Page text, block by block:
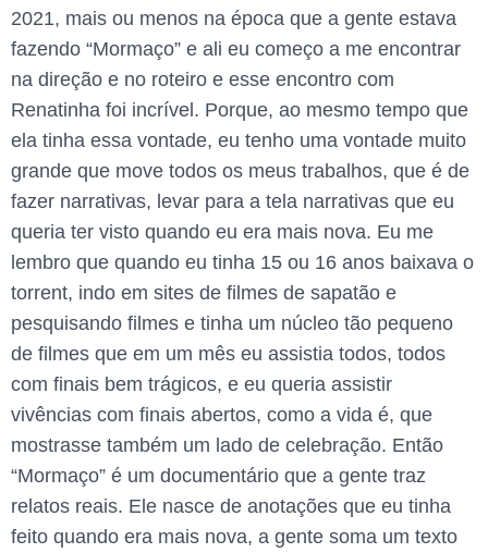
2021, mais ou menos na época que a gente estava
fazendo “Mormaço” e ali eu começo a me encontrar
na direção e no roteiro e esse encontro com
Renatinha foi incrível. Porque, ao mesmo tempo que
ela tinha essa vontade, eu tenho uma vontade muito
grande que move todos os meus trabalhos, que é de
fazer narrativas, levar para a tela narrativas que eu
queria ter visto quando eu era mais nova. Eu me
lembro que quando eu tinha 15 ou 16 anos baixava o
torrent, indo em sites de filmes de sapatão e
pesquisando filmes e tinha um núcleo tão pequeno
de filmes que em um mês eu assistia todos, todos
com finais bem trágicos, e eu queria assistir
vivências com finais abertos, como a vida é, que
mostrasse também um lado de celebração. Então
“Mormaço” é um documentário que a gente traz
relatos reais. Ele nasce de anotações que eu tinha
feito quando era mais nova, a gente soma um texto